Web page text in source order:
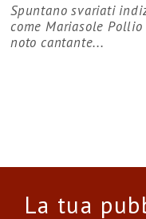
Spuntano svariati
come Mariasole
noto cantante...
La tua